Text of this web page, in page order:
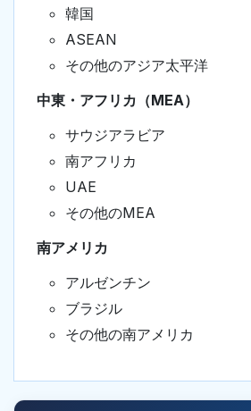
韓国
ASEAN
その他のアジア太平洋
中東・アフリカ（MEA）
サウジアラビア
南アフリカ
UAE
その他のMEA
南アメリカ
アルゼンチン
ブラジル
その他の南アメリカ